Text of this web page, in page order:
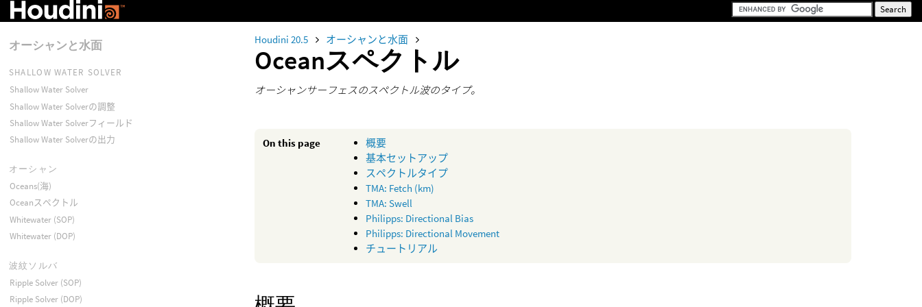
Houdini 20.5 オーシャンと水面
Oceanスペクトル
オーシャンサーフェスのスペクトル波のタイプ。
On this page
概要
基本セットアップ
スペクトルタイプ
TMA: Fetch (km)
TMA: Swell
Philipps: Directional Bias
Philipps: Directional Movement
チュートリアル
オーシャンと水面
SHALLOW WATER SOLVER
Shallow Water Solver
Shallow Water Solverの調整
Shallow Water Solverフィールド
Shallow Water Solverの出力
オーシャン
Oceans(海)
Oceanスペクトル
Whitewater (SOP)
Whitewater (DOP)
波紋ソルバ
Ripple Solver (SOP)
Ripple Solver (DOP)